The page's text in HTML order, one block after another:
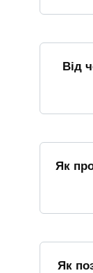
Від
Як
Як